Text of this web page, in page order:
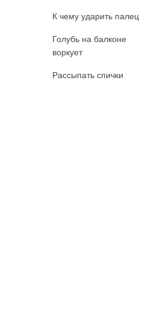
К чему ударить палец
Голубь на балконе
воркует
Рассыпать спички